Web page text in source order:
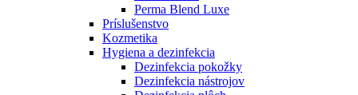
Perma Blend Luxe
Príslušenstvo
Kozmetika
Hygiena a dezinfekcia
Dezinfekcia pokožky
Dezinfekcia nástrojov